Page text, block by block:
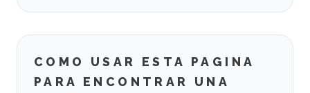
COMO USAR ESTA PAGINA
PARA ENCONTRAR UNA